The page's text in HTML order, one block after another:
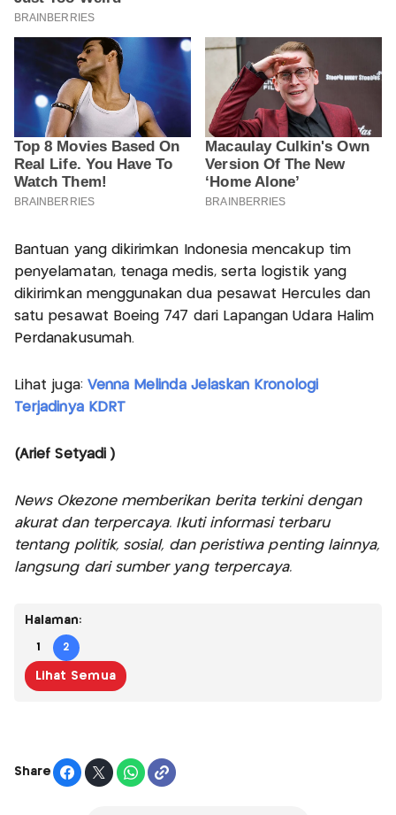
Bantuan yang dikirimkan Indonesia mencakup tim
penyelamatan, tenaga medis, serta logistik yang
dikirimkan menggunakan dua pesawat Hercules dan
satu pesawat Boeing 747 dari Lapangan Udara Halim
Perdanakusumah.
Lihat juga: Venna Melinda Jelaskan Kronologi
Terjadinya KDRT
(Arief Setyadi )
News Okezone memberikan berita terkini dengan
akurat dan terpercaya. Ikuti informasi terbaru
tentang politik, sosial, dan peristiwa penting lainnya,
langsung dari sumber yang terpercaya.
Halaman:
1 2
Lihat Semua
Share